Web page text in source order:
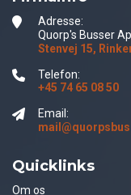
Adresse:
Quorp's Busser
Stenvej 15,
Telefon:
+45 74 65 08 50
Email:
Quicklinks
Om os